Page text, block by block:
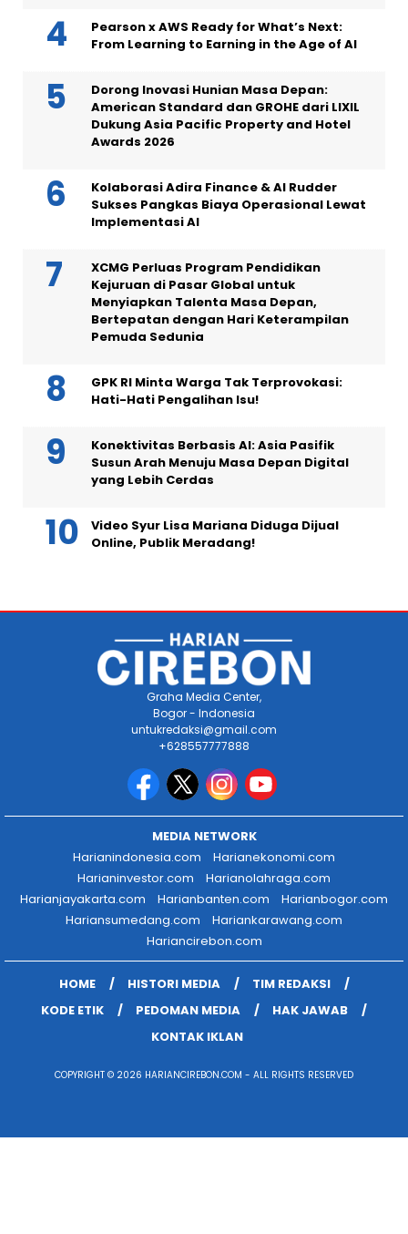
Pearson x AWS Ready for What’s Next:
From Learning to Earning in the Age of AI
Dorong Inovasi Hunian Masa Depan:
American Standard dan GROHE dari LIXIL
Dukung Asia Pacific Property and Hotel
Awards 2026
Kolaborasi Adira Finance & AI Rudder
Sukses Pangkas Biaya Operasional Lewat
Implementasi AI
XCMG Perluas Program Pendidikan
Kejuruan di Pasar Global untuk
Menyiapkan Talenta Masa Depan,
Bertepatan dengan Hari Keterampilan
Pemuda Sedunia
GPK RI Minta Warga Tak Terprovokasi:
Hati-Hati Pengalihan Isu!
Konektivitas Berbasis AI: Asia Pasifik
Susun Arah Menuju Masa Depan Digital
yang Lebih Cerdas
Video Syur Lisa Mariana Diduga Dijual
Online, Publik Meradang!
Graha Media Center,
Bogor - Indonesia
untukredaksi@gmail.com
+628557777888
MEDIA NETWORK
Harianindonesia.com
Harianekonomi.com
Harianinvestor.com
Harianolahraga.com
Harianjayakarta.com
Harianbanten.com
Harianbogor.com
Hariansumedang.com
Hariankarawang.com
Hariancirebon.com
HOME HISTORI MEDIA
TIM REDAKSI
KODE ETIK
PEDOMAN MEDIA
HAK JAWAB
KONTAK IKLAN
COPYRIGHT © 2026 HARIANCIREBON.COM - ALL RIGHTS RESERVED